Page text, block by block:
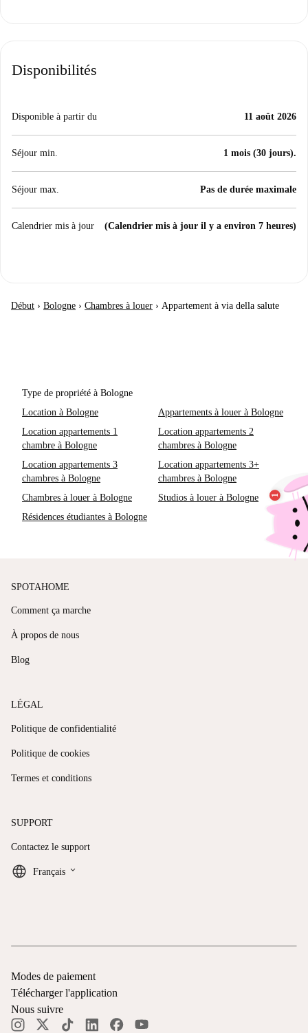
Disponibilités
Disponible à partir du 11 août 2026
Séjour min. 1 mois (30 jours).
Séjour max. Pas de durée maximale
Calendrier mis à jour (Calendrier mis à jour il y a environ 7 heures)
Début › Bologne › Chambres à louer › Appartement à via della salute
Type de propriété à Bologne
Location à Bologne
Appartements à louer à Bologne
Location appartements 1
chambre à Bologne
Location appartements 2
chambres à Bologne
Location appartements 3
chambres à Bologne
Location appartements 3+
chambres à Bologne
Chambres à louer à Bologne
Studios à louer à Bologne
Résidences étudiantes à Bologne
SPOTAHOME
Comment ça marche
À propos de nous
Blog
LÉGAL
Politique de confidentialité
Politique de cookies
Termes et conditions
SUPPORT
Contactez le support
Français keyboard_arrow_down
Modes de paiement
Télécharger l'application
Nous suivre